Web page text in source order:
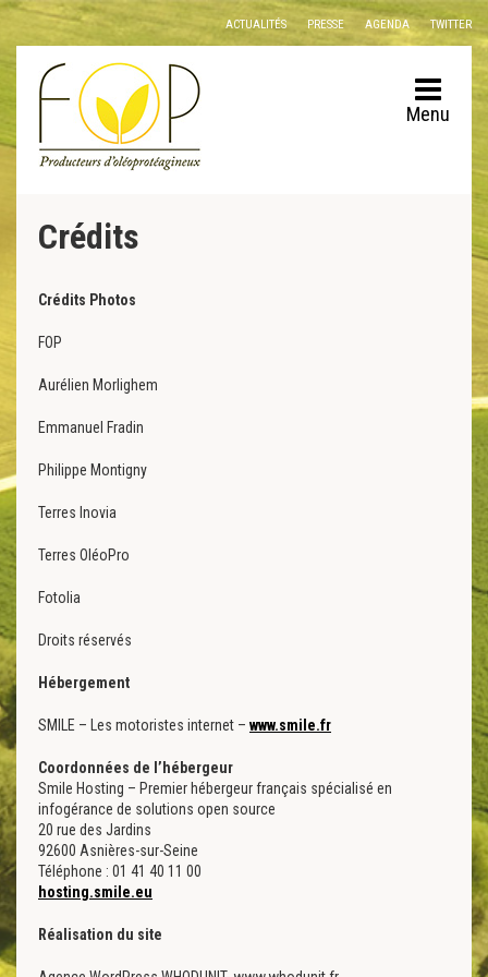
Panneau de gestion des cookies
ACTUALITÉS PRESSE AGENDA TWITTER
Menu
Crédits
Crédits Photos
FOP
Aurélien Morlighem
Emmanuel Fradin
Philippe Montigny
Terres Inovia
Terres OléoPro
Fotolia
Droits réservés
Hébergement
SMILE – Les motoristes internet – www.smile.fr
Coordonnées de l’hébergeur
Smile Hosting – Premier hébergeur français spécialisé en
infogérance de solutions open source
20 rue des Jardins
92600 Asnières-sur-Seine
Téléphone : 01 41 40 11 00
hosting.smile.eu
Réalisation du site